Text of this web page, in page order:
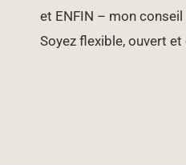
et ENFIN – mon
Soyez flexible, ouvert